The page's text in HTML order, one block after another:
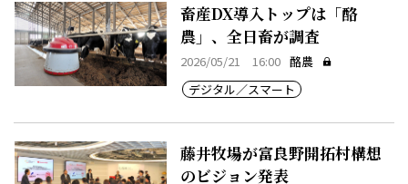
畜産DX導入トップは「酪
農」、全日畜が調査
2026/05/21 16:00 酪農
デジタル／スマート
藤井牧場が富良野開拓村構想
のビジョン発表